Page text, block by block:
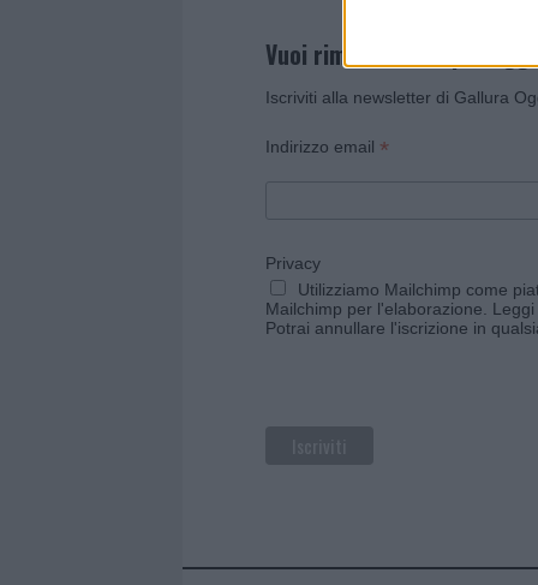
Vuoi rimanere sempre
Iscriviti alla newsletter di Gallura
Indirizzo email *
Privacy
Utilizziamo Mailchimp come
Mailchimp per l'elaborazione.
Potrai annullare l'iscrizione in